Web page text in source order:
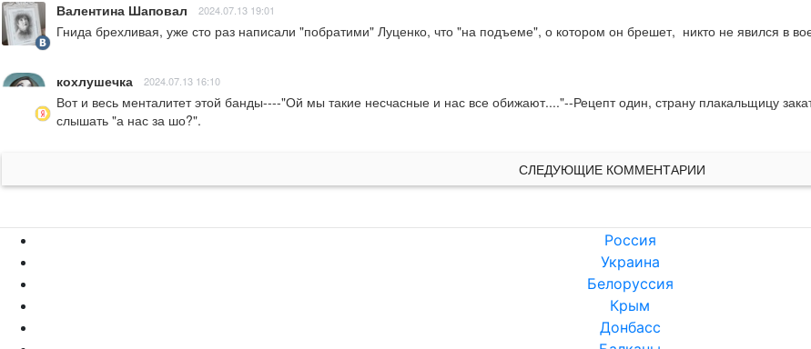
Валентина Шаповал 2024.07.13 19:01
Гнида брехливая, уже сто раз написали "побратими" Луценко, что "на подъеме", о котором он брешет,  никто не явился в
кохлушечка 2024.07.13 16:10
Вот и весь менталитет этой банды----"Ой мы такие несчасные и нас все обижают...."--Рецепт один, страну плакальщицу
слышать "а нас за шо?".
СЛЕДУЮЩИЕ КОММЕНТАРИИ
Россия
Украина
Белоруссия
Крым
Донбасс